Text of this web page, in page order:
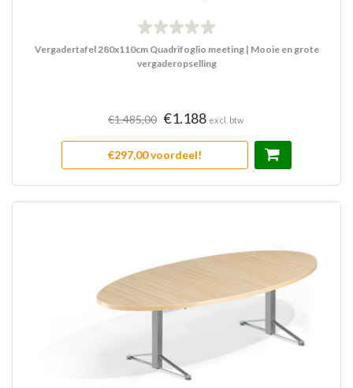
Vergadertafel 280x110cm Quadrifoglio meeting | Mooie en grote
vergaderopselling
€1.485,00 €1.188 excl. btw
€297,00 voordeel!